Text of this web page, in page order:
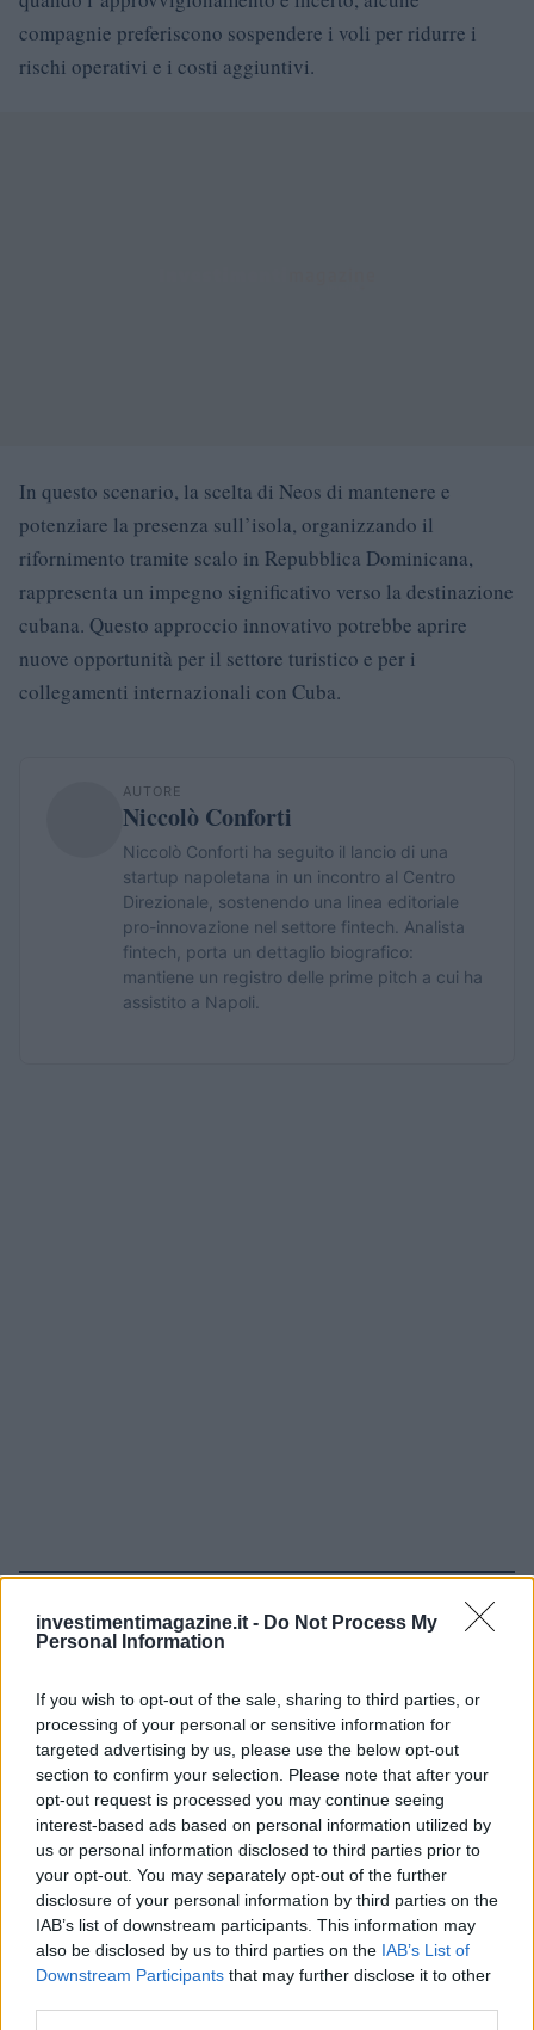
investimentimagazine.it - Do Not Process My
Personal Information
If you wish to opt-out of the sale, sharing to third parties, or
processing of your personal or sensitive information for
targeted advertising by us, please use the below opt-out
section to confirm your selection. Please note that after your
opt-out request is processed you may continue seeing
interest-based ads based on personal information utilized by
us or personal information disclosed to third parties prior to
your opt-out. You may separately opt-out of the further
disclosure of your personal information by third parties on the
IAB’s list of downstream participants. This information may
also be disclosed by us to third parties on the IAB’s List of
Downstream Participants that may further disclose it to other
compagnie preferiscono sospendere i voli per ridurre i
rischi operativi e i costi aggiuntivi.
In questo scenario, la scelta di Neos di mantenere e
potenziare la presenza sull’isola, organizzando il
rifornimento tramite scalo in Repubblica Dominicana,
rappresenta un impegno significativo verso la destinazione
cubana. Questo approccio innovativo potrebbe aprire
nuove opportunità per il settore turistico e per i
collegamenti internazionali con Cuba.
AUTORE
Niccolò Conforti
Niccolò Conforti ha seguito il lancio di una
startup napoletana in un incontro al Centro
Direzionale, sostenendo una linea editoriale
pro-innovazione nel settore fintech. Analista
fintech, porta un dettaglio biografico:
mantiene un registro delle prime pitch a cui ha
assistito a Napoli.
Continua a leggere
Bando regionale Umbria: finanziamenti per imprese